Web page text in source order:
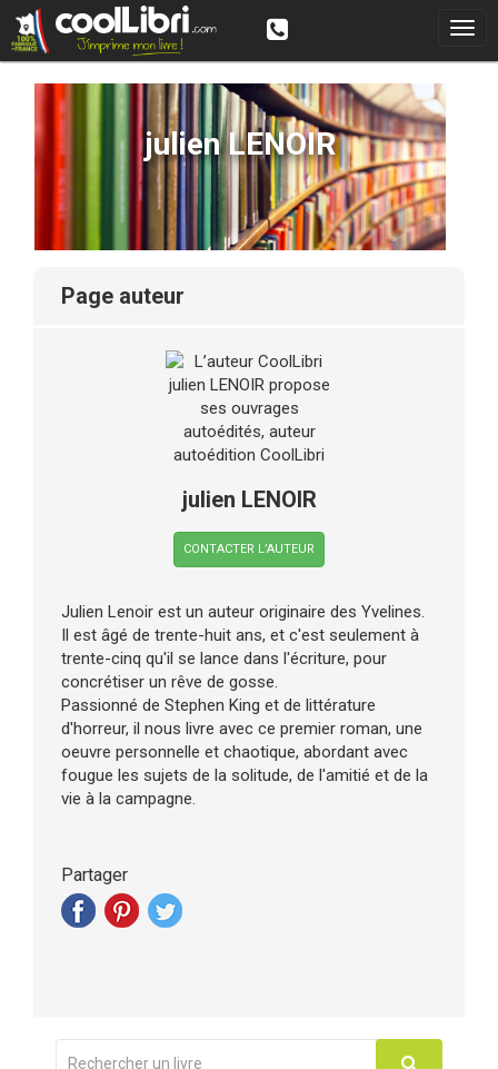
julien LENOIR
page auteur
julien LENOIR
CONTACTER L’AUTEUR
Julien Lenoir est un auteur originaire des Yvelines.
Il est âgé de trente-huit ans, et c'est seulement à
trente-cinq qu'il se lance dans l'écriture, pour
concrétiser un rêve de gosse.
Passionné de Stephen King et de littérature
d'horreur, il nous livre avec ce premier roman, une
oeuvre personnelle et chaotique, abordant avec
fougue les sujets de la solitude, de l'amitié et de la
vie à la campagne.
Partager